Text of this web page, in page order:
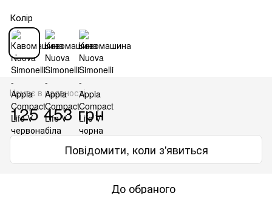
Колір
Немає в наявності
125 453 грн
Повідомити, коли з'явиться
До обраного